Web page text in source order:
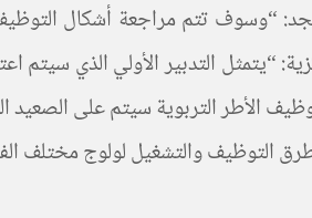
البرنامج الاستعجالي ليوضح التوجه أكثر، ففي
الفعلي للامركزية: “يتمثل التدبير
الأطر التربوية سيتم على